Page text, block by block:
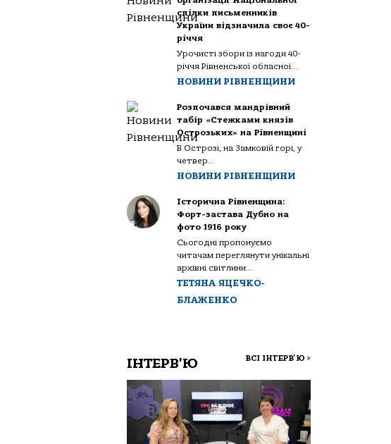
спілки письменників
України відзначила своє 40-
річчя
Урочисті збори із нагоди 40-
річчя Рівненської обласної...
НОВИНИ РІВНЕНЩИНИ
Розпочався мандрівний
табір «Стежками князів
Острозьких» на Рівненщині
В Острозі, на Замковій горі, у
четвер...
НОВИНИ РІВНЕНЩИНИ
Історична Рівненщина:
Форт-застава Дубно на
фото 1916 року
Сьогодні пропонуємо
читачам переглянути унікальні
архівні світлини...
ТЕТЯНА ЯЦЕЧКО-
БЛАЖЕНКО
ІНТЕРВ'Ю ВСІ ІНТЕРВ'Ю >